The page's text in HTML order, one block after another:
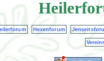
Hexenforum